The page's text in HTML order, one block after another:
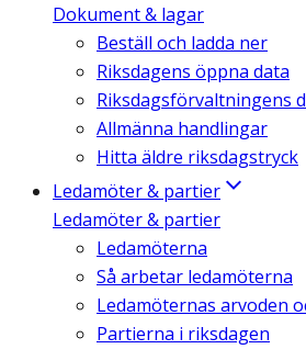
Dokument & lagar
Beställ och ladda ner
Riksdagens öppna data
Riksdagsförvaltningens
Allmänna handlingar
Hitta äldre riksdagstryck
Ledamöter & partier
Ledamöter & partier
Ledamöterna
Så arbetar ledamöterna
Ledamöternas arvoden
Partierna i riksdagen